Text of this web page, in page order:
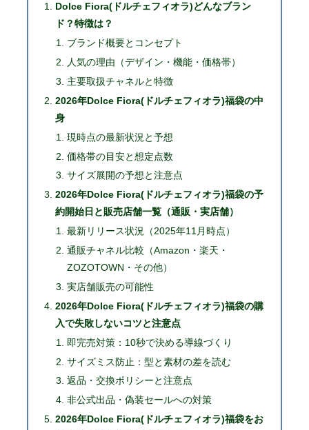
Dolce Fiora(ドルチェフィオラ)どんなブラン
ド？特徴は？
ブランド概要とコンセプト
人気の理由（デザイン・機能・価格帯）
主要取扱チャネルと特徴
2026年Dolce Fiora(ドルチェフィオラ)福袋の中
身
現時点の最新状況と予想
価格帯の目安と想定点数
サイズ展開の予想と注意点
2026年Dolce Fiora(ドルチェフィオラ)福袋の予
約開始日と販売店舗一覧（通販・実店舗）
最新リリース状況（2025年11月時点）
通販チャネル比較（Amazon・楽天・
ZOZOTOWN・その他）
実店舗販売の可能性
2026年Dolce Fiora(ドルチェフィオラ)福袋の購
入で失敗しないコツと注意点
即完売対策：10秒で決める導線づくり
サイズミス防止：型と素材の差を読む
返品・交換ポリシーと注意点
非公式出品・偽装セールへの対策
2026年Dolce Fiora(ドルチェフィオラ)福袋をお